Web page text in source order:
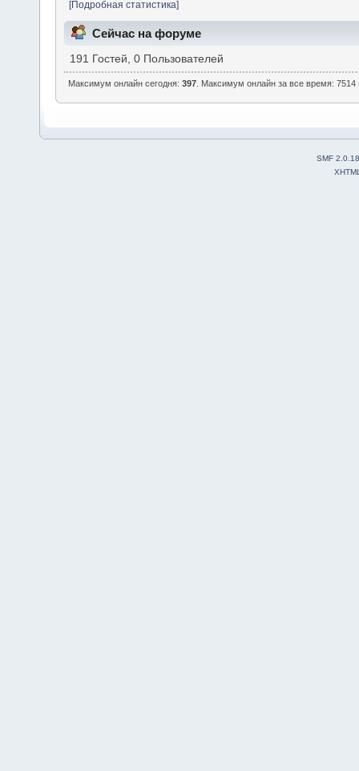
[Подробная статистика]
Сейчас на форуме
191 Гостей, 0 Пользователей
Максимум онлайн сегодня:397 . Максимум онлайн за все время:
SMF 2.0.18